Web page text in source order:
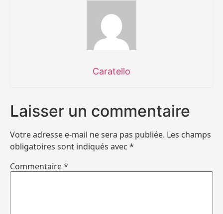
Caratello
Laisser un commentaire
Votre adresse e-mail ne sera pas publiée. Les champs
obligatoires sont indiqués avec *
Commentaire*